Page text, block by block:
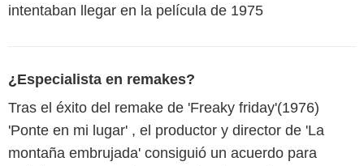
intentaban llegar en la película de 1975
¿Especialista en remakes?
Tras el éxito del remake de 'Freaky friday'(1976)
'Ponte en mi lugar' , el productor y director de 'La
montaña embrujada' consiguió un acuerdo para